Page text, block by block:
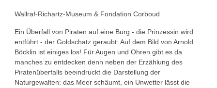
Wallraf-Richartz-Museum & Fondation Corboud
Ein Überfall von Piraten auf eine Burg - die Prinzessin wird
entführt - der Goldschatz geraubt: Auf dem Bild von Arnold
Böcklin ist einiges los! Für Augen und Ohren gibt es da
manches zu entdecken denn neben der Erzählung des
Piratenüberfalls beeindruckt die Darstellung der
Naturgewalten: das Meer schäumt, ein Unwetter lässt die